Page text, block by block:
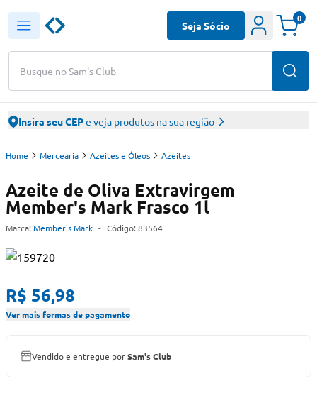
Busque no Sam's Club
Seja Sócio
0
Insira seu CEPe veja produtos na sua região
Home Mercearia Azeites e Óleos Azeites
Azeite de Oliva Extravirgem
Member's Mark Frasco 1l
Marca: Member's Mark - Código: 83564
R$ 56,98
Ver mais formas de pagamento
Vendido e entregue porSam's Club